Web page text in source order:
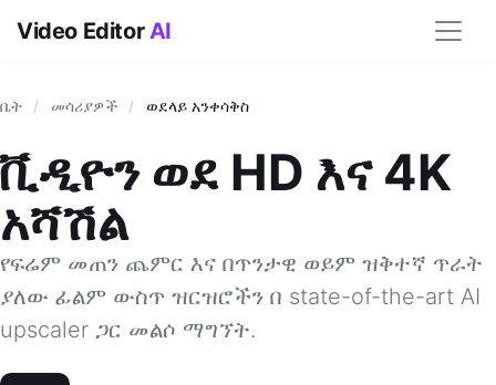
Video EditorAI
ቤት / መሳሪያዎች / ወደላይ አንቀሳቅስ
ቪዲዮን ወደ HD እና 4K
አሻሽል
የፍሬም መጠን ጨምር እና በጥንታዊ ወይም ዝቅተኛ ጥራት
ያለው ፊልም ውስጥ ዝርዝሮችን በ state-of-the-art AI
upscaler ጋር መልሶ ማግኘት.